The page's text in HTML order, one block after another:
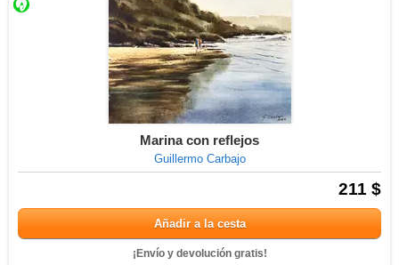
Marina con reflejos
Guillermo Carbajo
211 $
Añadir a la cesta
¡Envío y devolución gratis!